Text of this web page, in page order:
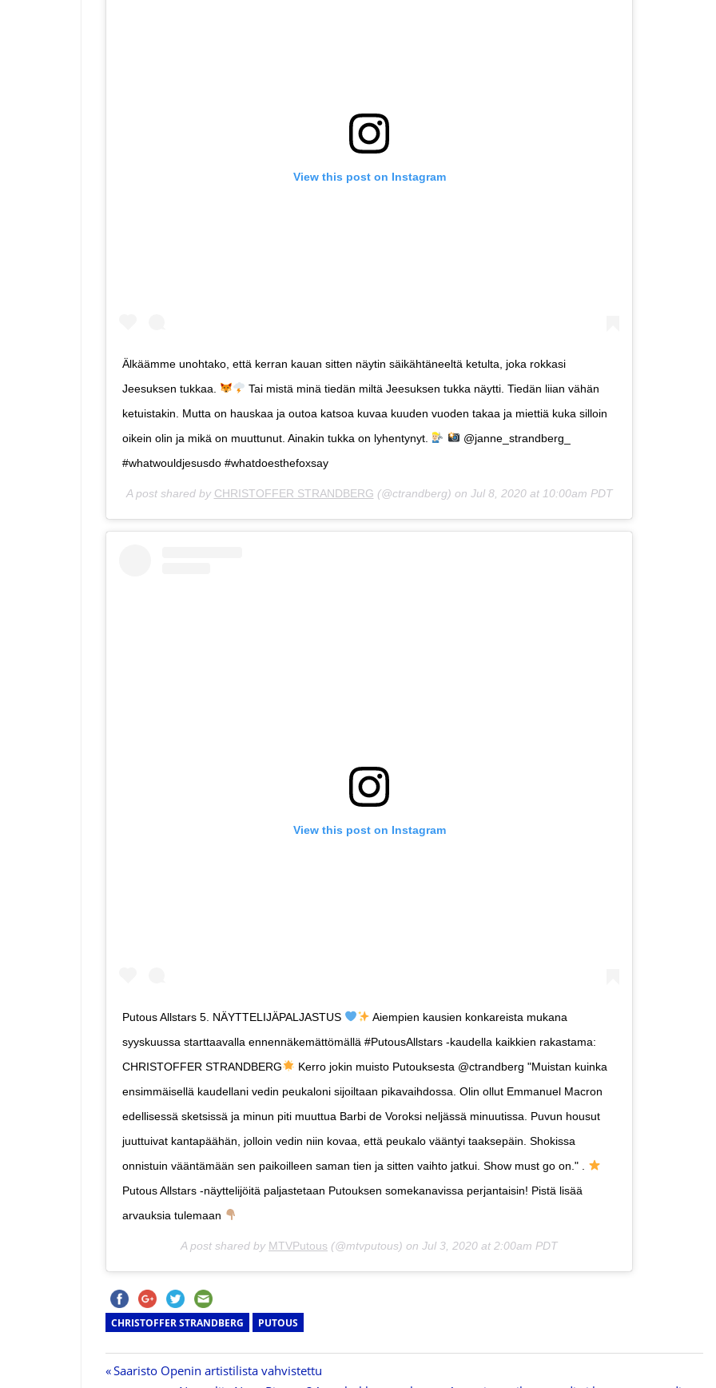
View this post on Instagram
Älkäämme unohtako, että kerran kauan sitten näytin säikähtäneeltä ketulta, joka rokkasi
Jeesuksen tukkaa.
Tai mistä minä tiedän miltä Jeesuksen tukka näytti. Tiedän liian vähän
ketuistakin. Mutta on hauskaa ja outoa katsoa kuvaa kuuden vuoden takaa ja miettiä kuka silloin
oikein olin ja mikä on muuttunut. Ainakin tukka on lyhentynyt.
@janne_strandberg_
#whatwouldjesusdo #whatdoesthefoxsay
A post shared by CHRISTOFFER STRANDBERG (@ctrandberg) on Jul 8, 2020 at 10:00am PDT
View this post on Instagram
Putous Allstars 5. NÄYTTELIJÄPALJASTUS
Aiempien kausien konkareista mukana
syyskuussa starttaavalla ennennäkemättömällä #PutousAllstars -kaudella kaikkien rakastama:
CHRISTOFFER STRANDBERG
Kerro jokin muisto Putouksesta @ctrandberg "Muistan kuinka
ensimmäisellä kaudellani vedin peukaloni sijoiltaan pikavaihdossa. Olin ollut Emmanuel Macron
edellisessä sketsissä ja minun piti muuttua Barbi de Voroksi neljässä minuutissa. Puvun housut
juuttuivat kantapäähän, jolloin vedin niin kovaa, että peukalo vääntyi taaksepäin. Shokissa
onnistuin vääntämään sen paikoilleen saman tien ja sitten vaihto jatkui. Show must go on." .
Putous Allstars -näyttelijöitä paljastetaan Putouksen somekanavissa perjantaisin! Pistä lisää
arvauksia tulemaan
A post shared by MTVPutous (@mtvputous) on Jul 3, 2020 at 2:00am PDT
CHRISTOFFER STRANDBERG PUTOUS
Previous
Saaristo Openin artistilista vahvistettu